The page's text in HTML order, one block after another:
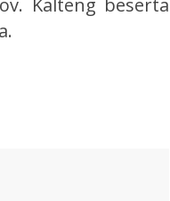
Kalteng beserta